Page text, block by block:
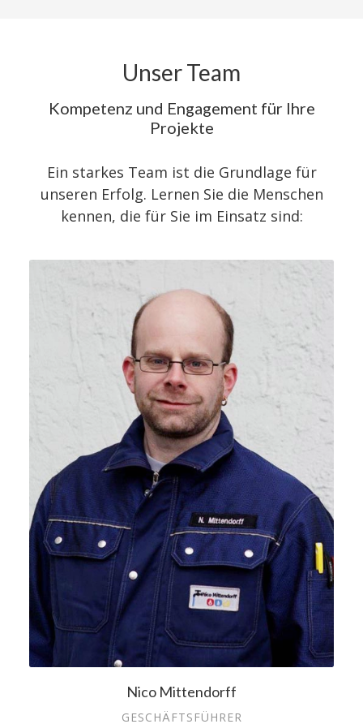
Unser Team
Kompetenz und Engagement für Ihre
Projekte
Ein starkes Team ist die Grundlage für
unseren Erfolg. Lernen Sie die Menschen
kennen, die für Sie im Einsatz sind:
Nico Mittendorff
GESCHÄFTSFÜHRER